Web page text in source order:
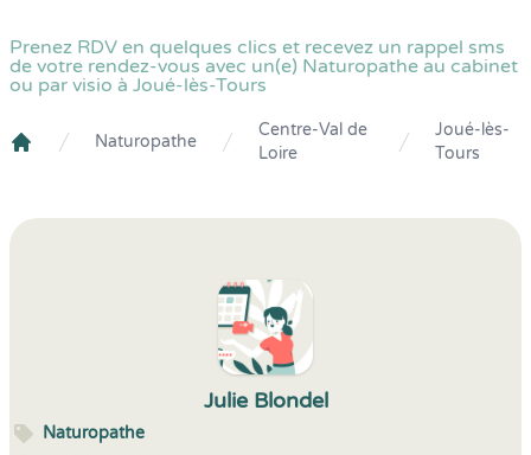
Prenez RDV en quelques clics et recevez un rappel sms
de votre rendez-vous avec un(e) Naturopathe au cabinet
ou par visio à Joué-lès-Tours
Naturopathe
Centre-Val de
Loire
Joué-lès-
Tours
Julie Blondel
Naturopathe